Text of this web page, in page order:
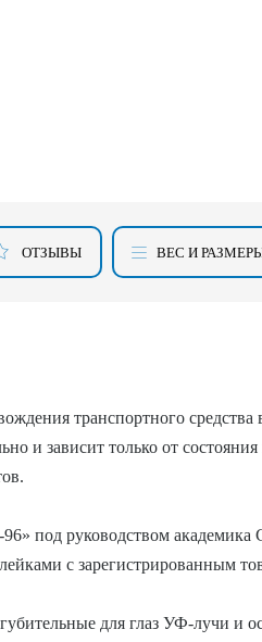
ОТЗЫВЫ ВЕС И
транспортного
и зависит только от
под руководством
с зарегистрированным
для глаз УФ-лучи и